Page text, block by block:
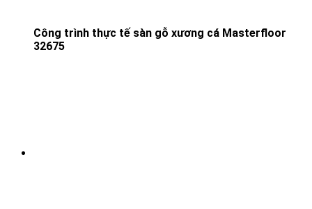
Công trình thực tế sàn gỗ xương cá Masterfloor
32675